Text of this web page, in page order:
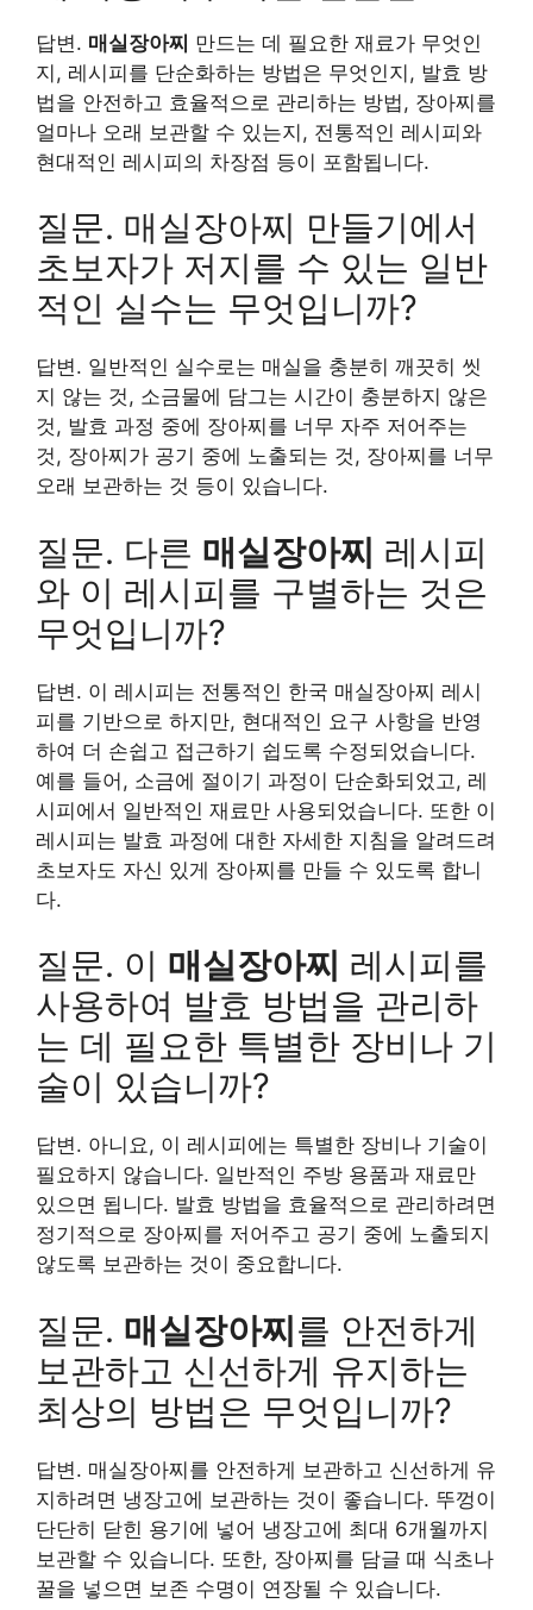
답변. 매실장아찌 만드는 데 필요한 재료가 무엇인
지, 레시피를 단순화하는 방법은 무엇인지, 발효 방
법을 안전하고 효율적으로 관리하는 방법, 장아찌를
얼마나 오래 보관할 수 있는지, 전통적인 레시피와
현대적인 레시피의 차장점 등이 포함됩니다.
질문. 매실장아찌 만들기에서
초보자가 저지를 수 있는 일반
적인 실수는 무엇입니까?
답변. 일반적인 실수로는 매실을 충분히 깨끗히 씻
지 않는 것, 소금물에 담그는 시간이 충분하지 않은
것, 발효 과정 중에 장아찌를 너무 자주 저어주는
것, 장아찌가 공기 중에 노출되는 것, 장아찌를 너무
오래 보관하는 것 등이 있습니다.
질문. 다른 매실장아찌 레시피
와 이 레시피를 구별하는 것은
무엇입니까?
답변. 이 레시피는 전통적인 한국 매실장아찌 레시
피를 기반으로 하지만, 현대적인 요구 사항을 반영
하여 더 손쉽고 접근하기 쉽도록 수정되었습니다.
예를 들어, 소금에 절이기 과정이 단순화되었고, 레
시피에서 일반적인 재료만 사용되었습니다. 또한 이
레시피는 발효 과정에 대한 자세한 지침을 알려드려
초보자도 자신 있게 장아찌를 만들 수 있도록 합니
다.
질문. 이 매실장아찌 레시피를
사용하여 발효 방법을 관리하
는 데 필요한 특별한 장비나 기
술이 있습니까?
답변. 아니요, 이 레시피에는 특별한 장비나 기술이
필요하지 않습니다. 일반적인 주방 용품과 재료만
있으면 됩니다. 발효 방법을 효율적으로 관리하려면
정기적으로 장아찌를 저어주고 공기 중에 노출되지
않도록 보관하는 것이 중요합니다.
질문. 매실장아찌를 안전하게
보관하고 신선하게 유지하는
최상의 방법은 무엇입니까?
답변. 매실장아찌를 안전하게 보관하고 신선하게 유
지하려면 냉장고에 보관하는 것이 좋습니다. 뚜껑이
단단히 닫힌 용기에 넣어 냉장고에 최대 6개월까지
보관할 수 있습니다. 또한, 장아찌를 담글 때 식초나
꿀을 넣으면 보존 수명이 연장될 수 있습니다.